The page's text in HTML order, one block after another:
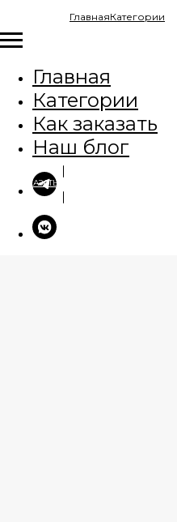
ЗАКАЗАТЬ ПРОВЕРКУ
ГлавнаяКатегории
Главная
Категории
Как заказать
Наш блог